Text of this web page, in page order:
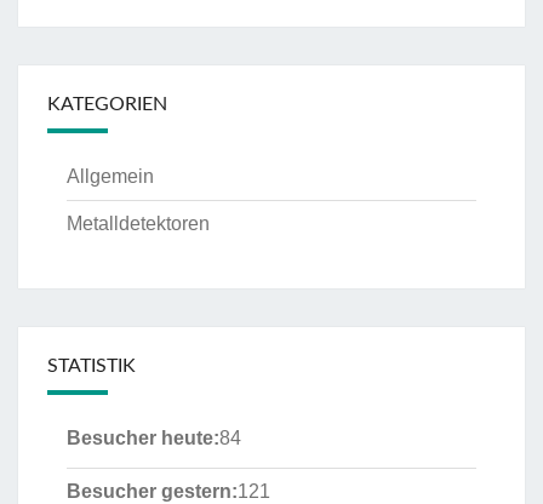
KATEGORIEN
Allgemein
Metalldetektoren
STATISTIK
Besucher heute:84
Besucher gestern:121